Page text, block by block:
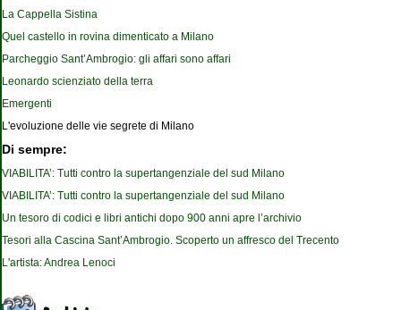
La Cappella Sistina
Quel castello in rovina dimenticato a Milano
Parcheggio Sant’Ambrogio: gli affari sono affari
Leonardo scienziato della terra
Emergenti
L'evoluzione delle vie segrete di Milano
Di sempre:
VIABILITA’: Tutti contro la supertangenziale del sud Milano
VIABILITA’: Tutti contro la supertangenziale del sud Milano
Un tesoro di codici e libri antichi dopo 900 anni apre l’archivio
Tesori alla Cascina Sant’Ambrogio. Scoperto un affresco del Trecento
L'artista: Andrea Lenoci